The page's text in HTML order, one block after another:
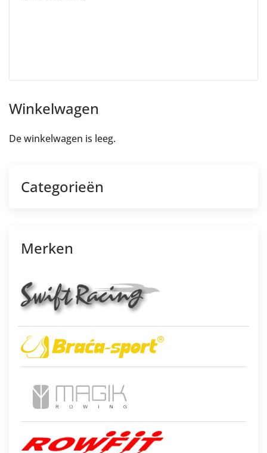
Winkelwagen
De winkelwagen is leeg.
Categorieën
Merken